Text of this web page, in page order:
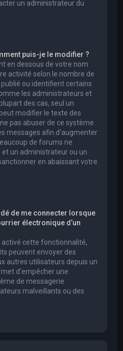
un administrateur du
puis-je le modifier ?
en dessous de votre nom
activité selon le nombre de
ou identifient certains
les administrateurs et
des cas, seul un
modifier le texte des
pas abuser de ce système
messages afin d’augmenter
de forums ne
un administrateur ou un
en abaissant votre
de me connecter lorsque
électronique d’un
cette fonctionnalité,
peuvent envoyer des
autres utilisateurs depuis un
d’empêcher une
de messagerie
malveillants ou des